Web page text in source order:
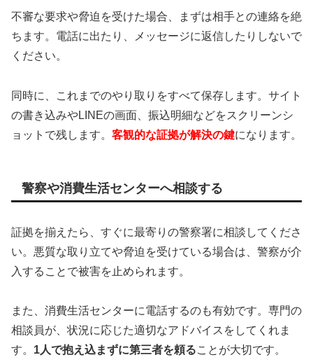
不審な要求や脅迫を受けた場合、まずは相手との連絡を絶
ちます。電話に出たり、メッセージに返信したりしないで
ください。
同時に、これまでのやり取りをすべて保存します。サイト
の書き込みやLINEの画面、振込明細などをスクリーンシ
ョットで残します。 客観的な証拠が解決の鍵になります。
警察や消費生活センターへ相談する
証拠を揃えたら、すぐに最寄りの警察署に相談してくださ
い。悪質な取り立てや脅迫を受けている場合は、警察が介
入することで被害を止められます。
また、消費生活センターに電話するのも有効です。専門の
相談員が、状況に応じた適切なアドバイスをしてくれま
す。 1人で抱え込まずに第三者を頼ることが大切です。